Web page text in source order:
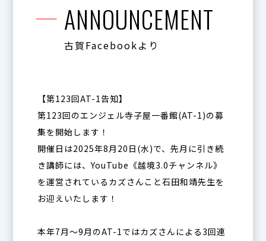
ANNOUNCEMENT
古賀Facebookより
【第123回AT-1告知】
第123回のエンジェル寺子屋一番館(AT-1)の募
集を開始します！
開催日は2025年8月20日(水)で、先月に引き続
き講師には、YouTube《越境3.0チャンネル》
を運営されているカズさんこと石田和靖先生を
お迎えいたします！
本年7月〜9月のAT-1ではカズさんによる3回連